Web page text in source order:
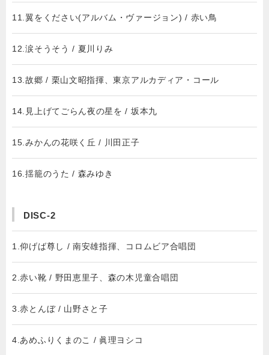
11.翼をください(アルバム・ヴァージョン) / 赤い鳥
12.涙そうそう / 夏川りみ
13.故郷 / 栗山文昭指揮、東京アルカディア・コール
14.見上げてごらん夜の星を / 坂本九
15.みかんの花咲く丘 / 川田正子
16.揺籠のうた / 森みゆき
DISC-2
1.仰げば尊し / 南安雄指揮、コロムビア合唱団
2.赤い靴 / 野田恵里子、森の木児童合唱団
3.赤とんぼ / 山野さと子
4.あめふりくまのこ / 眞理ヨシコ